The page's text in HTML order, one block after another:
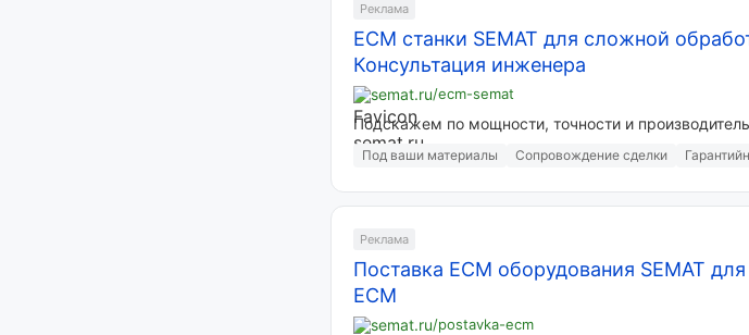
Реклама
ECM станки SEMAT для сложной
Консультация инженера
semat.ru/ecm-semat
Подскажем по мощности, точности и
Под ваши материалы Сопровождение сделки
Реклама
Поставка ECM оборудования SEMAT
ECM
semat.ru/postavka-ecm